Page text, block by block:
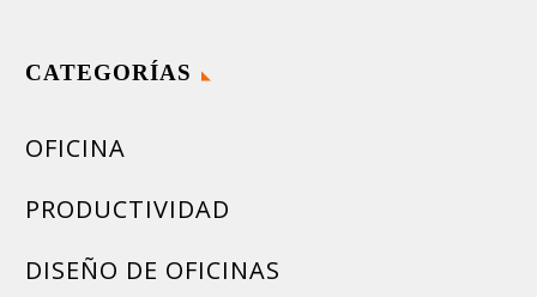
CATEGORÍAS
OFICINA
PRODUCTIVIDAD
DISEÑO DE OFICINAS